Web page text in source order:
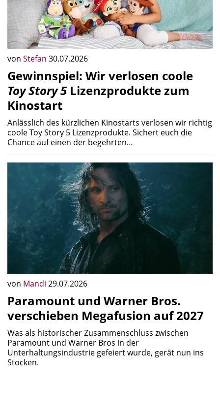
von Stefan 30.07.2026
Gewinnspiel: Wir verlosen coole
Toy Story 5Lizenzprodukte zum
Kinostart
Anlässlich des kürzlichen Kinostarts verlosen wir richtig
coole Toy Story 5 Lizenzprodukte. Sichert euch die
Chance auf einen der begehrten…
von Mandi 29.07.2026
Paramount und Warner Bros.
verschieben Megafusion auf 2027
Was als historischer Zusammenschluss zwischen
Paramount und Warner Bros in der
Unterhaltungsindustrie gefeiert wurde, gerät nun ins
Stocken.